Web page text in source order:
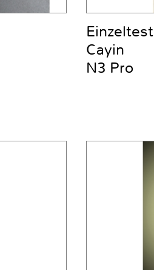
Einzeltest
Cayin
N3 Pro